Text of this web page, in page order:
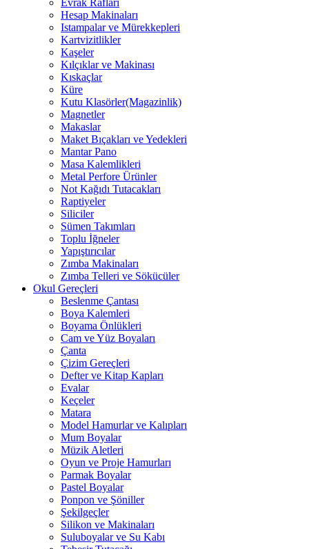
Evrak Rafları
Hesap Makinaları
Istampalar ve Mürekkepleri
Kartvizitlikler
Kaşeler
Kılçıklar ve Makinası
Kıskaçlar
Küre
Kutu Klasörler(Magazinlik)
Magnetler
Makaslar
Maket Bıçakları ve Yedekleri
Mantar Pano
Masa Kalemlikleri
Metal Perfore Ürünler
Not Kağıdı Tutacakları
Raptiyeler
Siliciler
Sümen Takımları
Toplu İğneler
Yapıştırıcılar
Zımba Makinaları
Zımba Telleri ve Sökücüler
Okul Gereçleri
Beslenme Çantası
Boya Kalemleri
Boyama Önlükleri
Cam ve Yüz Boyaları
Çanta
Çizim Gereçleri
Defter ve Kitap Kapları
Evalar
Keçeler
Matara
Model Hamurlar ve Kalıpları
Mum Boyalar
Müzik Aletleri
Oyun ve Proje Hamurları
Parmak Boyalar
Pastel Boyalar
Ponpon ve Şöniller
Şekilgeçler
Silikon ve Makinaları
Suluboyalar ve Su Kabı